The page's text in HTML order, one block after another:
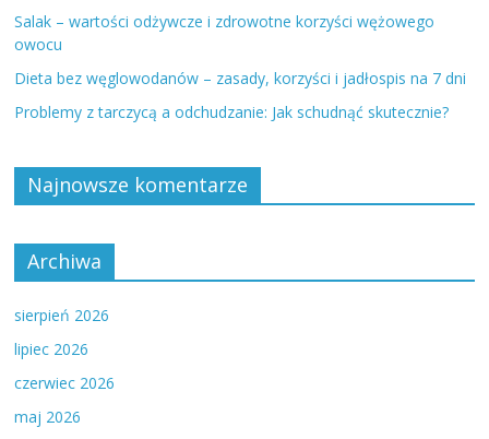
Salak – wartości odżywcze i zdrowotne korzyści wężowego
owocu
Dieta bez węglowodanów – zasady, korzyści i jadłospis na 7 dni
Problemy z tarczycą a odchudzanie: Jak schudnąć skutecznie?
Najnowsze komentarze
Archiwa
sierpień 2026
lipiec 2026
czerwiec 2026
maj 2026